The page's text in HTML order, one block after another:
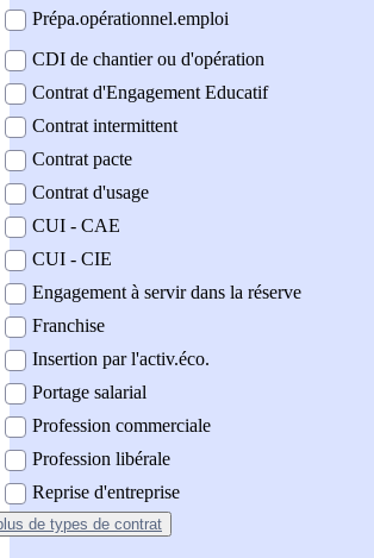
Prépa.opérationnel.emploi
CDI de chantier ou d'opération
Contrat d'Engagement Educatif
Contrat intermittent
Contrat pacte
Contrat d'usage
CUI - CAE
CUI - CIE
Engagement à servir dans la réserve
Franchise
Insertion par l'activ.éco.
Portage salarial
Profession commerciale
Profession libérale
Reprise d'entreprise
de types de contrat